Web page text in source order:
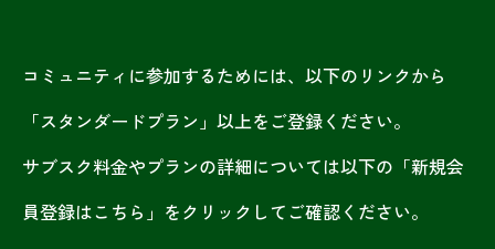
コミュニティに参加するためには、以下のリンクから
「スタンダードプラン」以上をご登録ください。
サブスク料金やプランの詳細については以下の「新規会
員登録はこちら」をクリックしてご確認ください。